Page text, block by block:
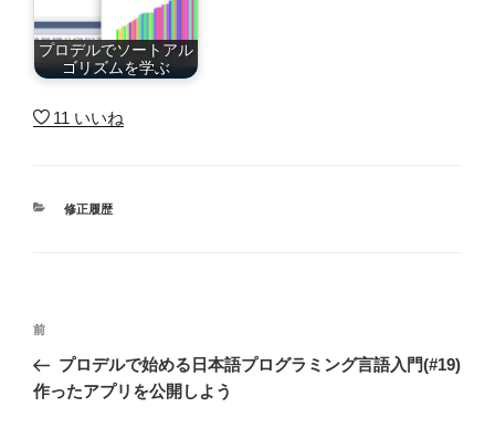
プロデルでソートアル
ゴリズムを学ぶ
11 いいね
カ
修正履歴
投
ナ
前
の
投
前
プロデルで始める日本語プログラミング言語入門(#19)
作ったアプリを公開しよう